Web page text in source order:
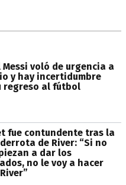
Messi voló de urgencia a
y hay incertidumbre
regreso al fútbol
fue contundente tras la
de River: “Si no
a dar los
no le voy a hacer